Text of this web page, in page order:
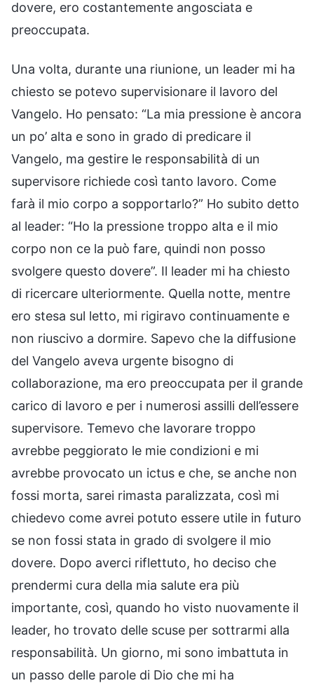
dovere, ero costantemente angosciata e
preoccupata.
Una volta, durante una riunione, un leader mi ha
chiesto se potevo supervisionare il lavoro del
Vangelo. Ho pensato: “La mia pressione è ancora
un po’ alta e sono in grado di predicare il
Vangelo, ma gestire le responsabilità di un
supervisore richiede così tanto lavoro. Come
farà il mio corpo a sopportarlo?” Ho subito detto
al leader: “Ho la pressione troppo alta e il mio
corpo non ce la può fare, quindi non posso
svolgere questo dovere”. Il leader mi ha chiesto
di ricercare ulteriormente. Quella notte, mentre
ero stesa sul letto, mi rigiravo continuamente e
non riuscivo a dormire. Sapevo che la diffusione
del Vangelo aveva urgente bisogno di
collaborazione, ma ero preoccupata per il grande
carico di lavoro e per i numerosi assilli dell’essere
supervisore. Temevo che lavorare troppo
avrebbe peggiorato le mie condizioni e mi
avrebbe provocato un ictus e che, se anche non
fossi morta, sarei rimasta paralizzata, così mi
chiedevo come avrei potuto essere utile in futuro
se non fossi stata in grado di svolgere il mio
dovere. Dopo averci riflettuto, ho deciso che
prendermi cura della mia salute era più
importante, così, quando ho visto nuovamente il
leader, ho trovato delle scuse per sottrarmi alla
responsabilità. Un giorno, mi sono imbattuta in
un passo delle parole di Dio che mi ha